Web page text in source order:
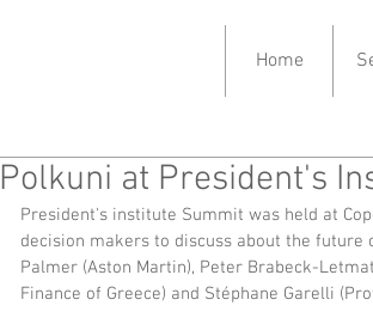
Home
Polkuni at President's
President's institute Summit was held at
decision makers to discuss about the
Palmer (Aston Martin), Peter Brabeck-
Finance of Greece) and Stéphane Garelli